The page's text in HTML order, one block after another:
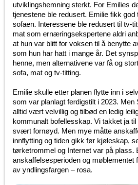
utviklingshemning sterkt. For Emilies
tjenestene ble redusert. Emilie fikk god
sofaen. Interessene ble redusert til tv-
mat som ernæringsekspertene aldri
at hun var blitt for voksen til å benytte
som hun har hatt i mange år. Det
henne, men alternativene var få og
sofa, mat og tv-titting.
Emilie skulle etter planen flytte inn i
som var planlagt ferdigstilt i 2023. Men
alltid vært velvillig og tilbød en ledig
kommunalt bofellesskap. Vi takket ja
svært fornøyd. Men mye måtte
innflytting og tiden gikk før kjøleskap,
tørketrommel og Internet var på plass.
anskaffelsesperioden og møblementet
av yndlingsfargen – rosa.